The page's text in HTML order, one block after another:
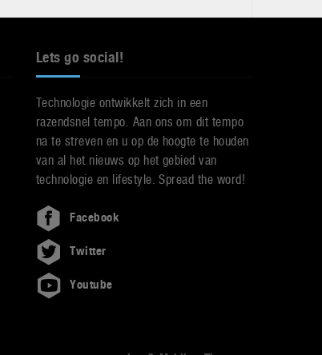
Lets go social!
Technologie ontwikkelt zich in een
razendsnel tempo. Aan ons om dit tempo
na te streven en u op de hoogte te houden
van al het nieuws op het gebied van
technologie en lifestyle. Spread the word!
Facebook
Twitter
Youtube